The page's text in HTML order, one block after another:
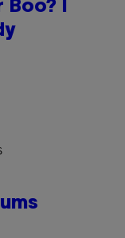
Boo? I